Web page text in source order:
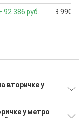
92 386 руб. 3 990
вторичке у
на вторичке
у метро